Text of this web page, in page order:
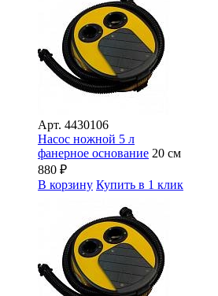
Арт. 4430106
Насос ножной 5 л
фанерное основание 20 см
880 ₽
В корзину Купить в 1 клик